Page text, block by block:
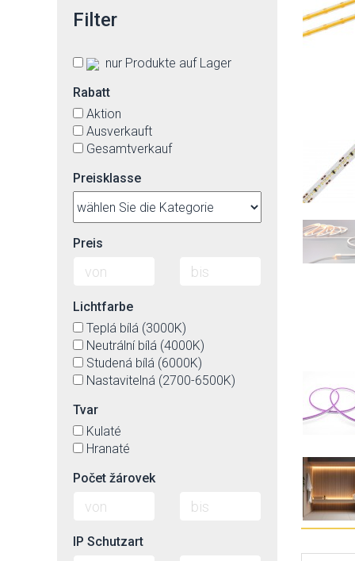
Filter
nur Produkte auf Lager
Rabatt
Aktion
Ausverkauft
Gesamtverkauf
Preisklasse
Preis
Lichtfarbe
Teplá bílá (3000K)
Neutrální bílá (4000K)
Studená bílá (6000K)
Nastavitelná (2700-6500K)
Tvar
Kulaté
Hranaté
Počet žárovek
IP Schutzart